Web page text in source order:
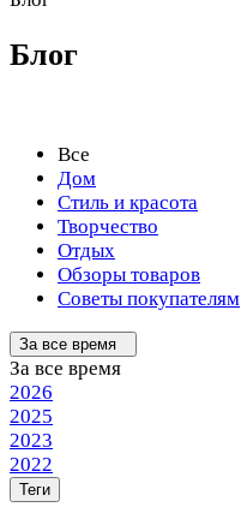
Блог
Все
Дом
Стиль и красота
Творчество
Отдых
Обзоры товаров
Советы покупателям
За все время
За все время
2026
2025
2023
2022
Теги